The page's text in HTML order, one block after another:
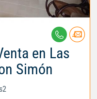
en Las
Simón